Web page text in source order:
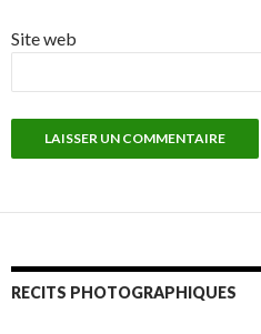
Site web
RECITS PHOTOGRAPHIQUES